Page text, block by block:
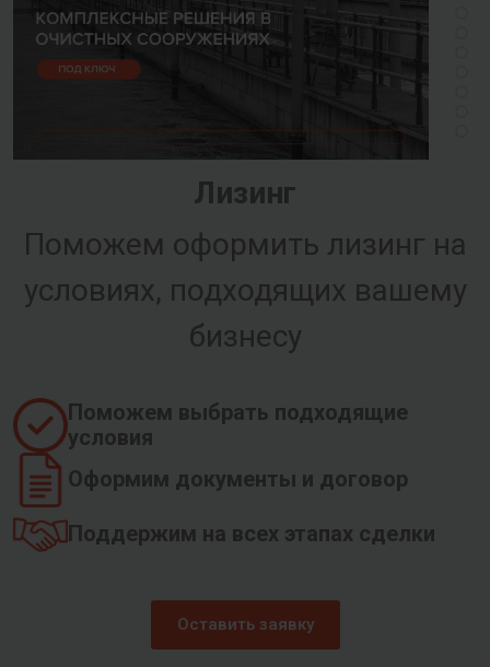
Лизинг
Поможем оформить лизинг на
условиях, подходящих вашему
бизнесу
Поможем выбрать подходящие
условия
Оформим документы и договор
Поддержим на всех этапах сделки
Оставить заявку